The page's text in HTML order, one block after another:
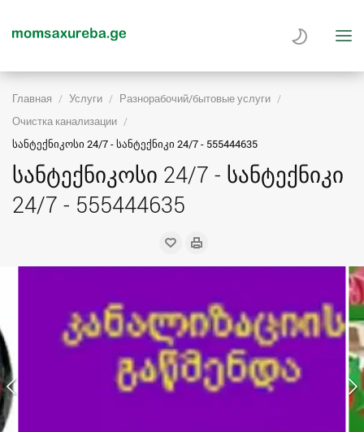
Главная Услуги
Разнорабочий/бытовые услуги
Очистка канализации
სანტექნიკოსი 24/7 - სანტექნიკი 24/7 - 555444635
სანტექნიკოსი 24/7 - სანტექნიკი
24/7 - 555444635